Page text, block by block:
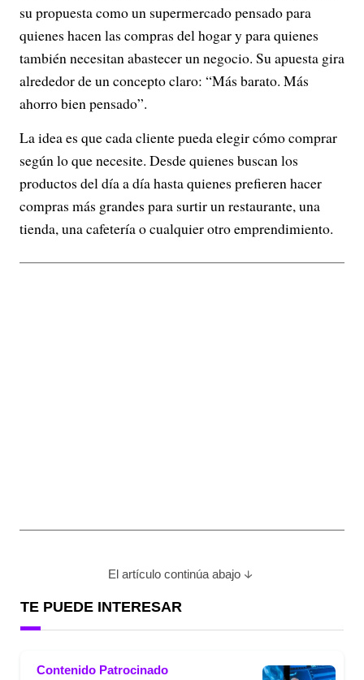
su propuesta como un supermercado pensado para
quienes hacen las compras del hogar y para quienes
también necesitan abastecer un negocio. Su apuesta gira
alrededor de un concepto claro: “Más barato. Más
ahorro bien pensado”.
La idea es que cada cliente pueda elegir cómo comprar
según lo que necesite. Desde quienes buscan los
productos del día a día hasta quienes prefieren hacer
compras más grandes para surtir un restaurante, una
tienda, una cafetería o cualquier otro emprendimiento.
El artículo continúa abajo
TE PUEDE INTERESAR
Contenido Patrocinado